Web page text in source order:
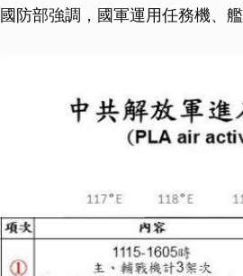
國防部強調，國軍運用任務機、